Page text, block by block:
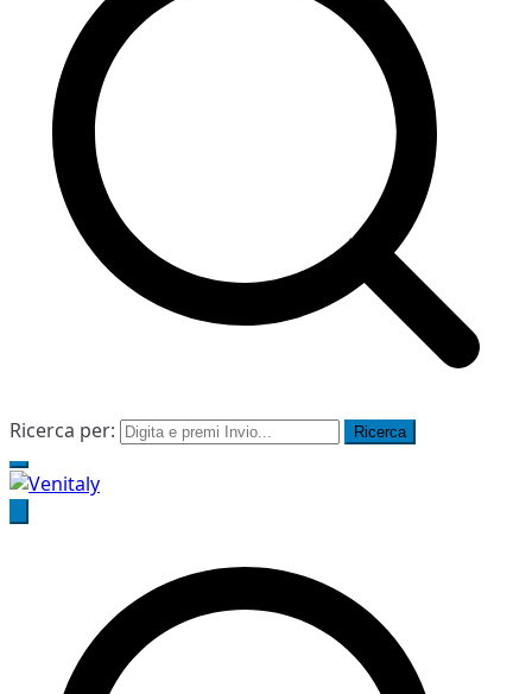
Ricerca per:
Venitaly
Consorzio Stabile Venitaly